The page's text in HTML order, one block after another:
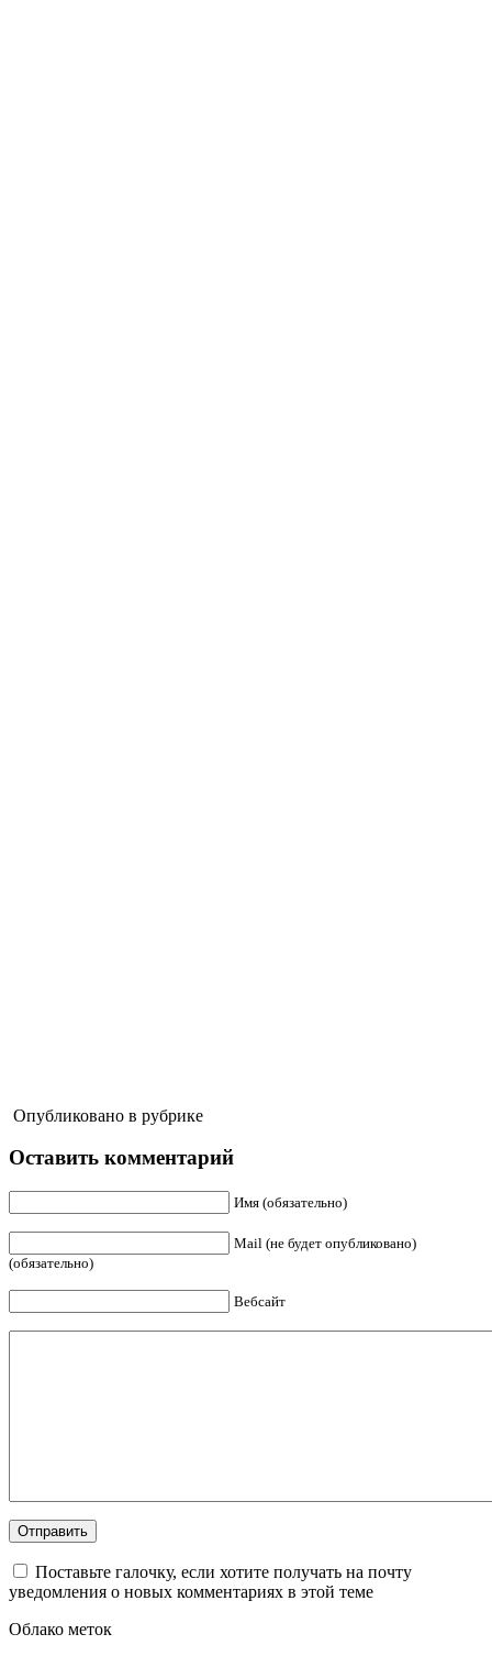
Опубликовано в рубрике
Оставить комментарий
Имя (обязательно)
Mail (не будет опубликовано)
(обязательно)
Вебсайт
Поставьте галочку, если хотите получать на почту
уведомления о новых комментариях в этой теме
Облако меток